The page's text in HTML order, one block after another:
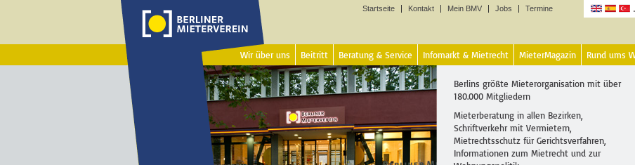
Startseite Kontakt Mein BMV Jobs Termine
Wir über uns Beitritt Beratung & Service Infomarkt & Mietrecht MieterMagazin Rund ums
Berlins größte Mieterorganisation mit über
180.000 Mitgliedern
Mieterberatung in allen Bezirken,
Schriftverkehr mit Vermietern,
Mietrechtsschutz für Gerichtsverfahren,
Informationen zum Mietrecht und zur